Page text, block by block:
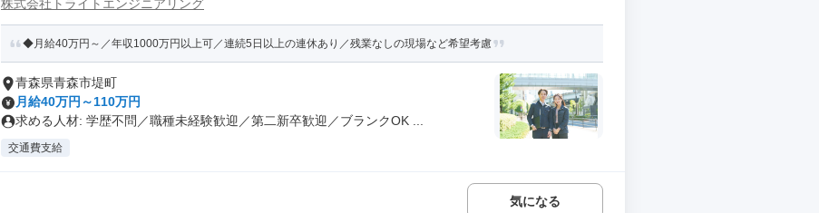
株式会社トライトエンジニアリング
◆月給40万円～／年収1000万円以上可／連続5日以上の連休あり／残業なしの現場など希望考慮
青森県青森市堤町
月給40万円～110万円
求める人材: 学歴不問／職種未経験歓迎／第二新卒歓迎／ブランクOK ...
交通費支給
気になる